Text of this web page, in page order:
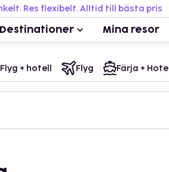
Res flexibelt. Alltid till bästa pris
Destinationer Mina resor
Flyg + hotell Flyg Färja + Hotell